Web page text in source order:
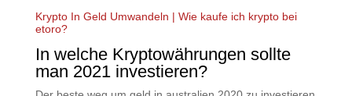
Krypto In Geld Umwandeln | Wie kaufe ich krypto bei
etoro?
In welche Kryptowährungen sollte
man 2021 investieren?